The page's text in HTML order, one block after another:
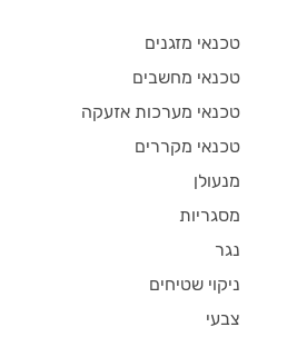
טכנאי מזגנים
טכנאי מחשבים
טכנאי מערכות אזעקה
טכנאי מקררים
מנעולן
מסגריות
נגר
ניקוי שטיחים
צבעי